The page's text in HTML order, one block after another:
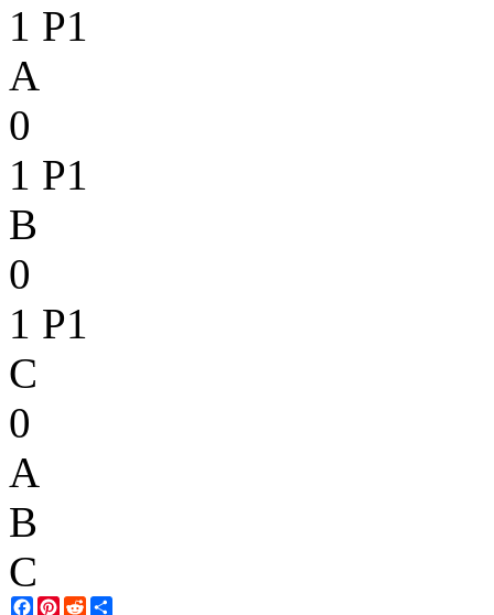
1 P1
A
0
1 P1
B
0
1 P1
C
0
A
B
C
Facebook
Pinterest
Reddit